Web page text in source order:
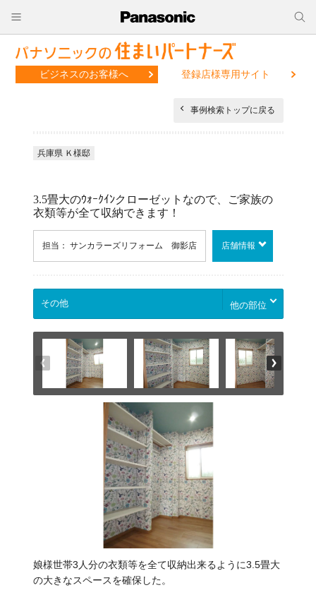
ビジネスのお客様へ 登録店様専用サイト
事例検索トップに戻る
兵庫県 Ｋ様邸
3.5畳大のｳｫｰｸｲﾝクローゼットなので、ご家族の
衣類等が全て収納できます！
担当： サンカラーズリフォーム 御影店 店舗情報
他の部位
娘様世帯3人分の衣類等を全て収納出来るように3.5畳大
の大きなスペースを確保した。